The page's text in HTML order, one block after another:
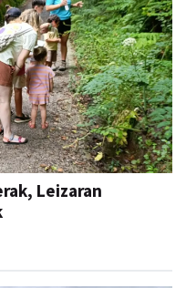
Leizaran